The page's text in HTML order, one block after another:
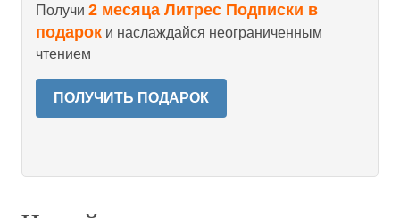
Получи 2 месяца Литрес Подписки в
подарок и наслаждайся неограниченным
чтением
ПОЛУЧИТЬ ПОДАРОК